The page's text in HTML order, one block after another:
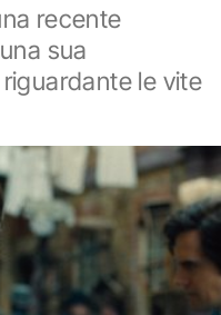
recente
sua
le vite